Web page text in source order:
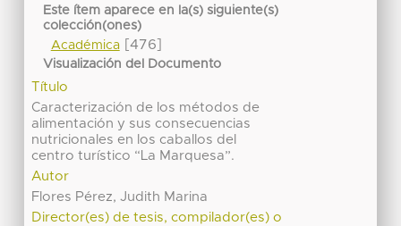
Este ítem aparece en la(s) siguiente(s)
colección(ones)
Académica[476]
Visualización del Documento
Título
Caracterización de los métodos de
alimentación y sus consecuencias
nutricionales en los caballos del
centro turístico “La Marquesa”.
Autor
Flores Pérez, Judith Marina
Director(es) de tesis, compilador(es) o